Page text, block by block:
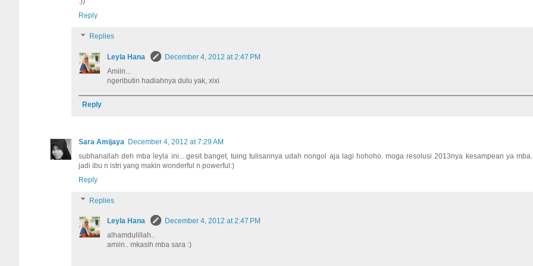
Reply
Replies
Leyla Hana
December 4, 2012 at 2:47 PM
Amiin...
ngeributin hadiahnya dulu yak, xixi
Reply
Sara Amijaya December 4, 2012 at 7:29 AM
subhanallah deh mba leyla ini....gesit banget, tuing tulisannya udah nongol aja lagi hohoho. moga resolusi 2013nya kesampean ya
jadi ibu n istri yang makin wonderful n powerful:)
Reply
Replies
Leyla Hana
December 4, 2012 at 2:47 PM
alhamdulillah..
amiin.. mkasih mba sara :)